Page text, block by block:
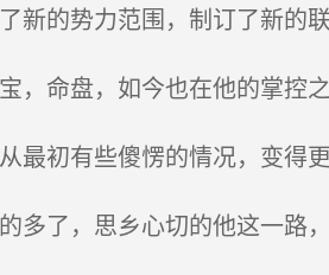
的势力范围，制订了新的
，命盘，如今也在他的掌控
最初有些傻愣的情况，变得
多了，思乡心切的他这一路